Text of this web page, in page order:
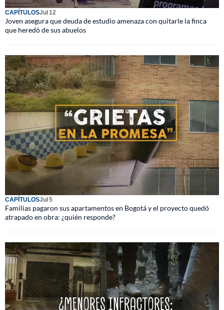
CAPÍTULOSJul 12
Joven asegura que deuda de estudio amenaza con quitarle la finca
que heredó de sus abuelos
CAPÍTULOSJul 5
Familias pagaron sus apartamentos en Bogotá y el proyecto quedó
atrapado en obra: ¿quién responde?